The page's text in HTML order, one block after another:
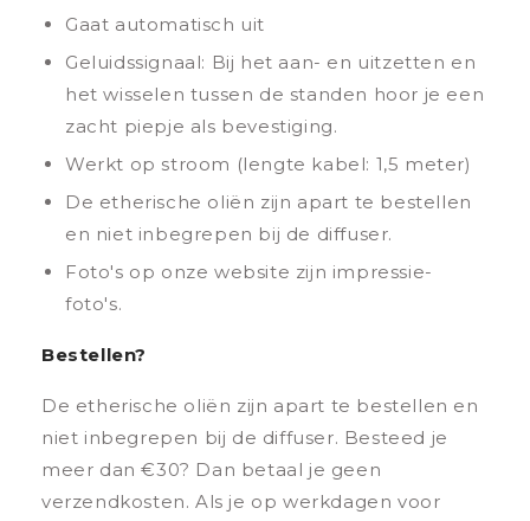
Gaat automatisch uit
Geluidssignaal: Bij het aan- en uitzetten en
het wisselen tussen de standen hoor je een
zacht piepje als bevestiging.
Werkt op stroom (lengte kabel: 1,5 meter)
De etherische oliën zijn apart te bestellen
en niet inbegrepen bij de diffuser.
Foto's op onze website zijn impressie-
foto's.
Bestellen?
De etherische oliën zijn apart te bestellen en
niet inbegrepen bij de diffuser. Besteed je
meer dan €30? Dan betaal je geen
verzendkosten. Als je op werkdagen voor